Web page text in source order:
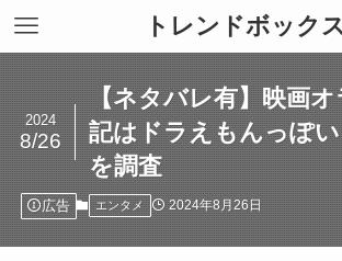
トレンドボックス
【ネタバレ有】映画
記はドラえもんっぽ
を調査
2024
8/26
広告 エンタメ 2024年8月26日